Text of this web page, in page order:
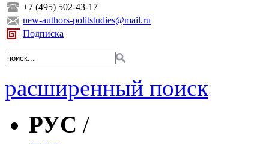
+7 (495) 502-43-17
new-authors-politstudies@mail.ru
Подписка
расширенный поиск
РУС /